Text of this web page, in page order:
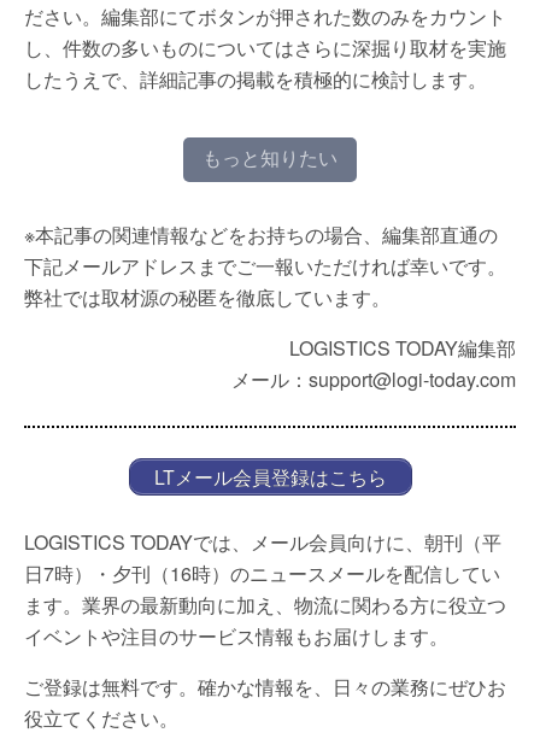
ださい。編集部にてボタンが押された数のみをカウント
し、件数の多いものについてはさらに深掘り取材を実施
したうえで、詳細記事の掲載を積極的に検討します。
もっと知りたい
※本記事の関連情報などをお持ちの場合、編集部直通の
下記メールアドレスまでご一報いただければ幸いです。
弊社では取材源の秘匿を徹底しています。
LOGISTICS TODAY編集部
メール：support@logi-today.com
LTメール会員登録はこちら
LOGISTICS TODAYでは、メール会員向けに、朝刊（平
日7時）・夕刊（16時）のニュースメールを配信してい
ます。業界の最新動向に加え、物流に関わる方に役立つ
イベントや注目のサービス情報もお届けします。
ご登録は無料です。確かな情報を、日々の業務にぜひお
役立てください。